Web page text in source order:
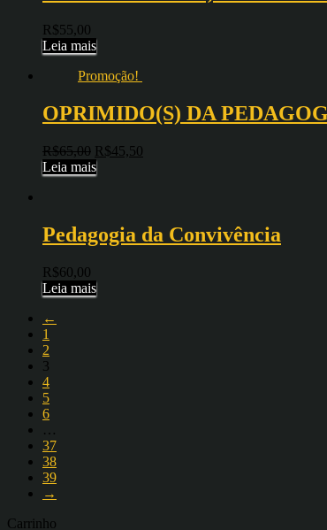
R$55,00
Leia mais
Promoção!
OPRIMIDO(S) DA
R$65,00 R$45,50
Leia mais
Pedagogia da Convivência
R$60,00
Leia mais
←
1
2
3
4
5
6
…
37
38
39
→
Carrinho